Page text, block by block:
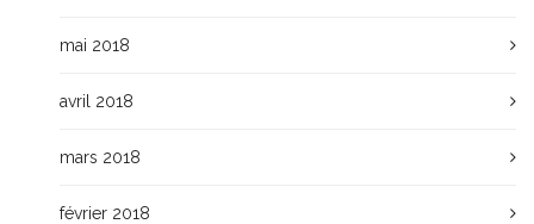
mai 2018
avril 2018
mars 2018
février 2018